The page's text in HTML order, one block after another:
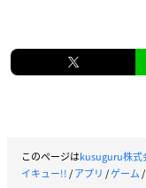
このページはkusuguru株式
イキュー!!/アプリ /ゲーム/